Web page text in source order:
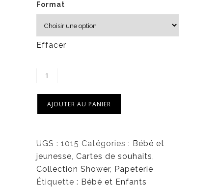
Format
Effacer
AJOUTER AU PANIER
UGS : 1015 Catégories : Bébé et
jeunesse, Cartes de souhaits,
Collection Shower, Papeterie
Étiquette : Bébé et Enfants